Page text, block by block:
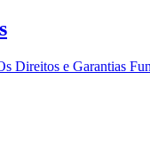
Direitos e Garantias